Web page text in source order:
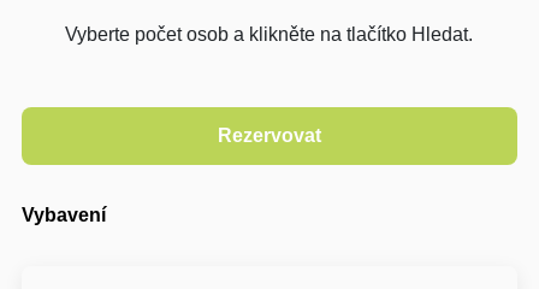
Vyberte počet osob a klikněte na tlačítko Hledat.
Vybavení